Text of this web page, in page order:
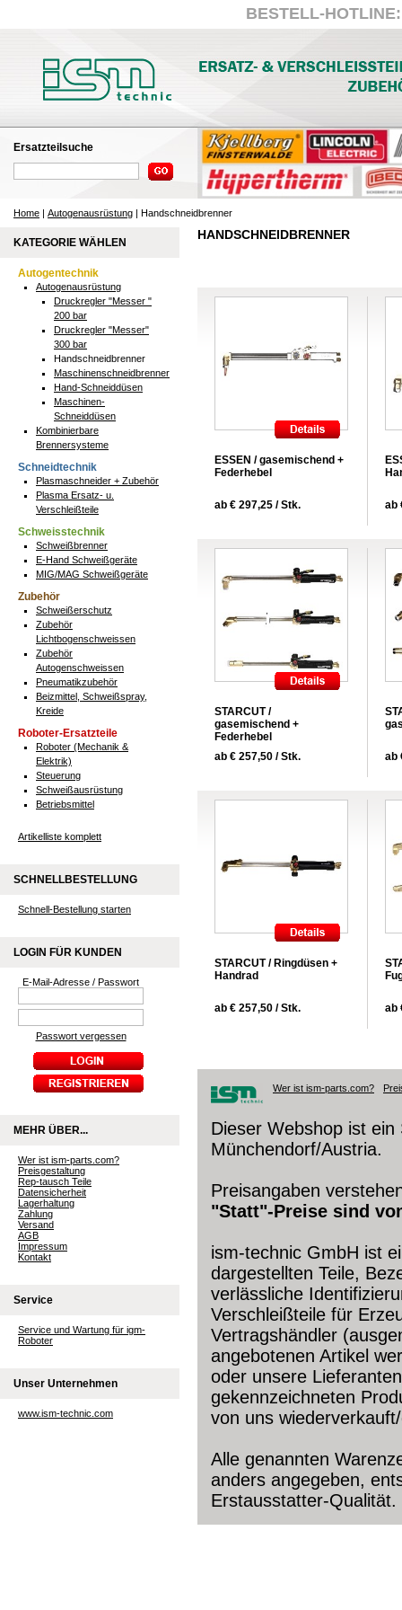
BESTELL-
Ersatzteilsuche
Home | Autogenausrüstung | Handschneidbrenner
KATEGORIE WÄHLEN
Autogentechnik
Autogenausrüstung
Druckregler "Messer "
200 bar
Druckregler "Messer"
300 bar
Handschneidbrenner
Maschinenschneidbrenner
Hand-Schneiddüsen
Maschinen-
Schneiddüsen
Kombinierbare
Brennersysteme
Schneidtechnik
Plasmaschneider + Zubehör
Plasma Ersatz- u.
Verschleißteile
Schweisstechnik
Schweißbrenner
E-Hand Schweißgeräte
MIG/MAG Schweißgeräte
Zubehör
Schweißerschutz
Zubehör
Lichtbogenschweissen
Zubehör
Autogenschweissen
Pneumatikzubehör
Beizmittel, Schweißspray,
Kreide
Roboter-Ersatzteile
Roboter (Mechanik &
Elektrik)
Steuerung
Schweißausrüstung
Betriebsmittel
Artikelliste komplett
SCHNELLBESTELLUNG
Schnell-Bestellung starten
LOGIN FÜR KUNDEN
E-Mail-Adresse / Passwort
Passwort vergessen
MEHR ÜBER...
Wer ist ism-parts.com?
Preisgestaltung
Rep-tausch Teile
Datensicherheit
Lagerhaltung
Zahlung
Versand
AGB
Impressum
Kontakt
Service
Service und Wartung für igm-
Roboter
Unser Unternehmen
www.ism-technic.com
HANDSCHNEIDBRENNER
ESSEN / gasemischend +
Federhebel
ab € 297,25 / Stk. ab
STARCUT /
gasemischend +
Federhebel
ab € 257,50 / Stk.
ab
STARCUT / Ringdüsen +
Handrad
ab € 257,50 / Stk. ab
Wer ist ism-parts.com?
Dieser Webshop ist
Münchendorf/Austria.
Preisangaben
"Statt"-Preise sind
ism-technic GmbH ist
dargestellten Teile,
verlässliche
Verschleißteile für
Vertragshändler
angebotenen Artikel
oder unsere
gekennzeichneten
von uns
Alle genannten
anders angegeben,
Erstausstatter-Qualität.